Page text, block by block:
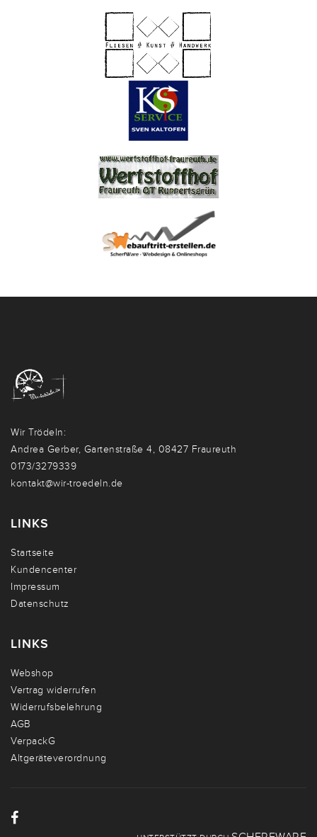
Wir Trödeln:
Andrea Gerber, Gartenstraße 4, 08427 Fraureuth
0173/3279339
kontakt@wir-troedeln.de
LINKS
Startseite
Kundencenter
Impressum
Datenschutz
LINKS
Webshop
Vertrag widerrufen
Widerrufsbelehrung
AGB
VerpackG
Altgeräteverordnung